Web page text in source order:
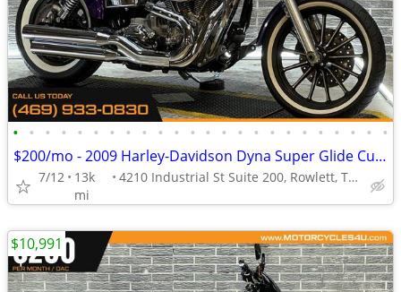
• • • • • • • • • • • • • • • • • • • • • • • •
$200/mo - 2009 Harley-Davidson Dyna Super Glide Custom FXDC
7/12
13k
mi
4210 Industrial St Suite 200, Rowlett, TX 75088
$10,991